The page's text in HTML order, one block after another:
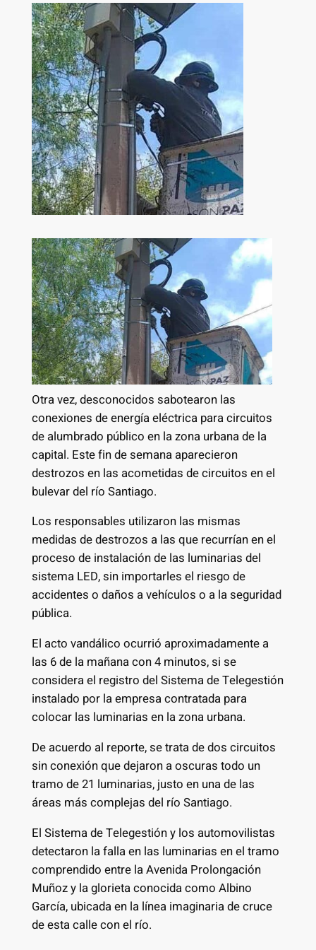
Otra vez, desconocidos sabotearon las
conexiones de energía eléctrica para circuitos
de alumbrado público en la zona urbana de la
capital. Este fin de semana aparecieron
destrozos en las acometidas de circuitos en el
bulevar del río Santiago.
Los responsables utilizaron las mismas
medidas de destrozos a las que recurrían en el
proceso de instalación de las luminarias del
sistema LED, sin importarles el riesgo de
accidentes o daños a vehículos o a la seguridad
pública.
El acto vandálico ocurrió aproximadamente a
las 6 de la mañana con 4 minutos, si se
considera el registro del Sistema de Telegestión
instalado por la empresa contratada para
colocar las luminarias en la zona urbana.
De acuerdo al reporte, se trata de dos circuitos
sin conexión que dejaron a oscuras todo un
tramo de 21 luminarias, justo en una de las
áreas más complejas del río Santiago.
El Sistema de Telegestión y los automovilistas
detectaron la falla en las luminarias en el tramo
comprendido entre la Avenida Prolongación
Muñoz y la glorieta conocida como Albino
García, ubicada en la línea imaginaria de cruce
de esta calle con el río.